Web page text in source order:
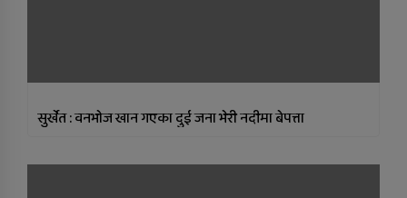
सुर्खेत : वनभाेज खान गएका दुई जना भेरी नदीमा बेपत्ता